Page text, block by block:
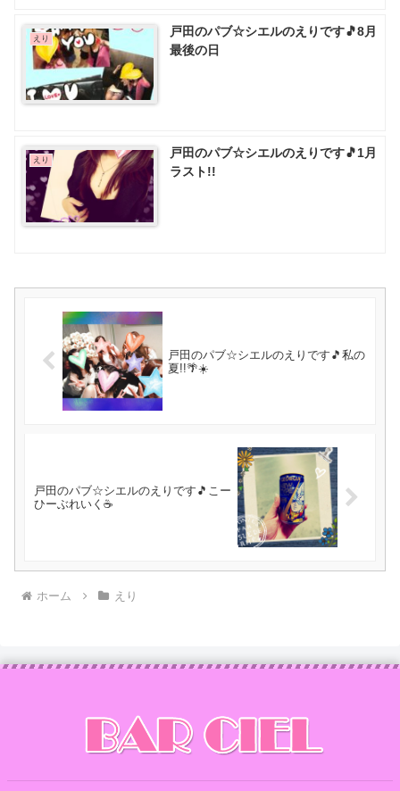
えり
戸田のパブ☆シエルのえりです🎵8月
最後の日
えり
戸田のパブ☆シエルのえりです🎵1月
ラスト!!
戸田のパブ☆シエルのえりです🎵私の
夏!!🌴☀️
戸田のパブ☆シエルのえりです🎵こー
ひーぶれいく☕
ホーム えり